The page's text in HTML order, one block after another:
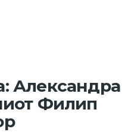
Александра
Филип